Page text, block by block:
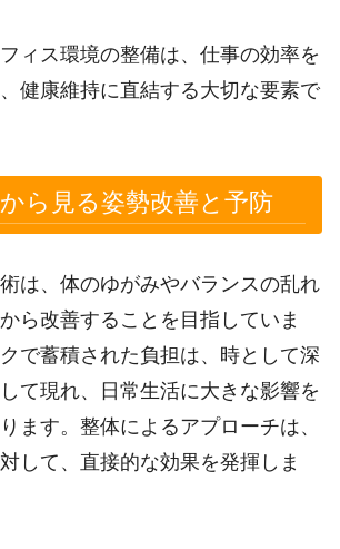
ィス環境の整備は、仕事の効率を
健康維持に直結する大切な要素で
ら見る姿勢改善と予防
は、体のゆがみやバランスの乱れ
ら改善することを目指していま
で蓄積された負担は、時として深
て現れ、日常生活に大きな影響を
ます。整体によるアプローチは、
して、直接的な効果を発揮しま